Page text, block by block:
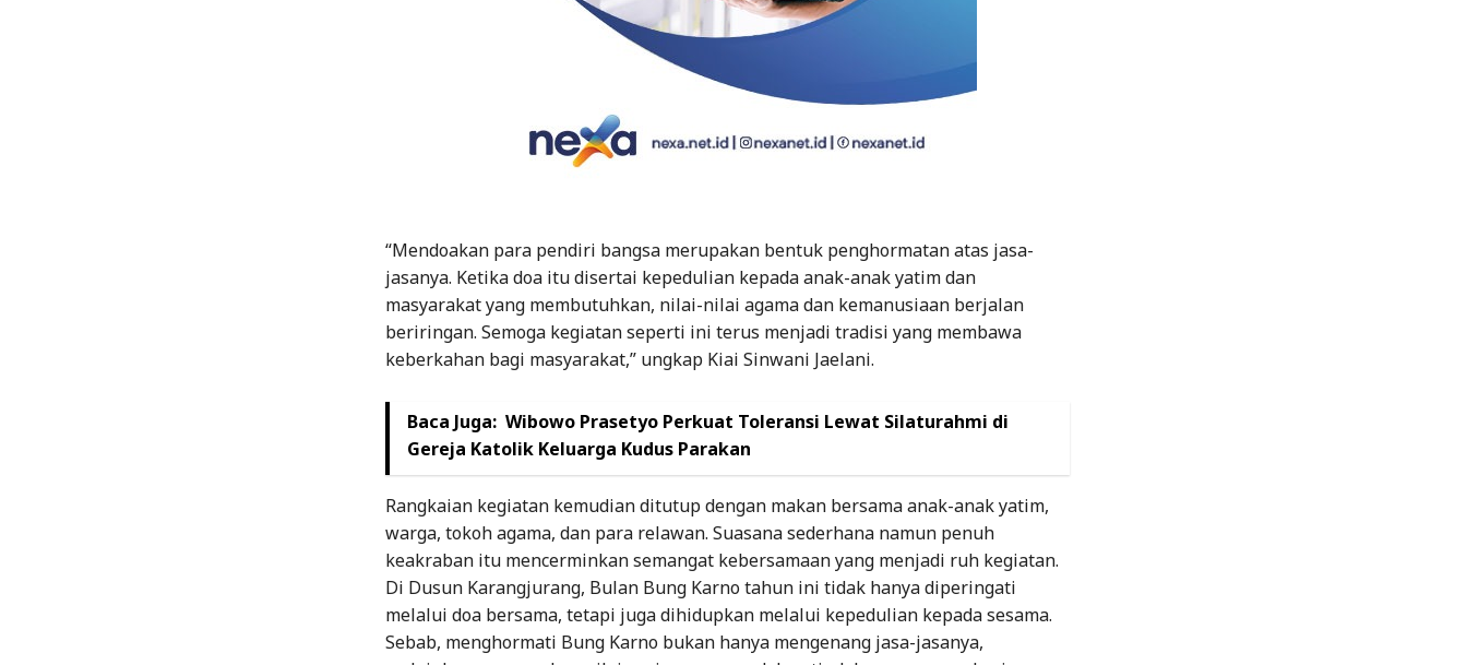
“Mendoakan para pendiri bangsa merupakan bentuk penghormatan atas jasa-
jasanya. Ketika doa itu disertai kepedulian kepada anak-anak yatim dan
masyarakat yang membutuhkan, nilai-nilai agama dan kemanusiaan berjalan
beriringan. Semoga kegiatan seperti ini terus menjadi tradisi yang membawa
keberkahan bagi masyarakat,” ungkap Kiai Sinwani Jaelani.
Baca Juga: Wibowo Prasetyo Perkuat Toleransi Lewat Silaturahmi di
Gereja Katolik Keluarga Kudus Parakan
Rangkaian kegiatan kemudian ditutup dengan makan bersama anak-anak yatim,
warga, tokoh agama, dan para relawan. Suasana sederhana namun penuh
keakraban itu mencerminkan semangat kebersamaan yang menjadi ruh kegiatan.
Di Dusun Karangjurang, Bulan Bung Karno tahun ini tidak hanya diperingati
melalui doa bersama, tetapi juga dihidupkan melalui kepedulian kepada sesama.
Sebab, menghormati Bung Karno bukan hanya mengenang jasa-jasanya,